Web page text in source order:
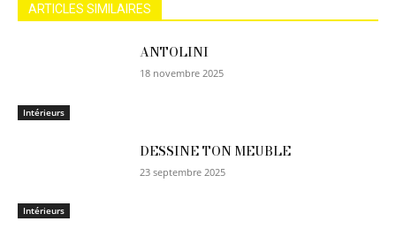
ARTICLES SIMILAIRES
Intérieurs
ANTOLINI
18 novembre 2025
Intérieurs
DESSINE TON MEUBLE
23 septembre 2025